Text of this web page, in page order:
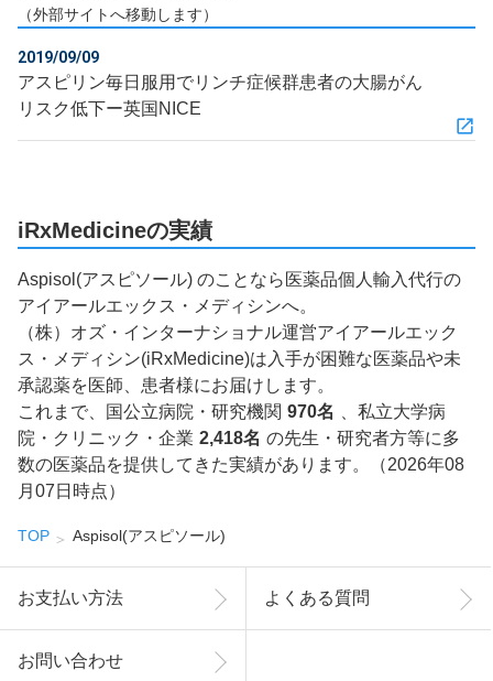
（外部サイトへ移動します）
2019/09/09
アスピリン毎日服用でリンチ症候群患者の大腸がん
リスク低下ー英国NICE
iRxMedicineの実績
Aspisol(アスピソール) のことなら医薬品個人輸入代行の
アイアールエックス・メディシンへ。
（株）オズ・インターナショナル運営アイアールエック
ス・メディシン(iRxMedicine)は入手が困難な医薬品や未
承認薬を医師、患者様にお届けします。
これまで、国公立病院・研究機関 970名
、私立大学病
院・クリニック・企業 2,418名 の先生・研究者方等に多
数の医薬品を提供してきた実績があります。（2026年08
月07日時点）
TOP Aspisol(アスピソール)
お支払い方法 よくある質問
お問い合わせ